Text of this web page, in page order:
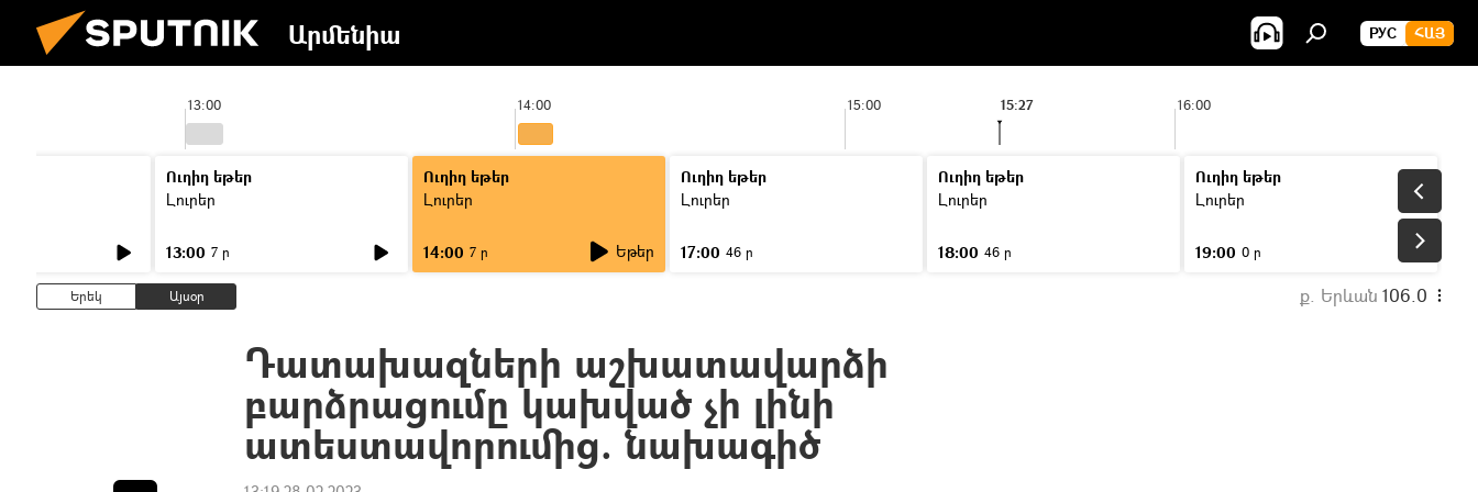
Արմենիա РУС ՀԱՅ
13:00 14:00 15:00 16:00
15:27
Ուղիղ եթեր
Լուրեր
13:00 7 ր
Ուղիղ եթեր
Լուրեր
14:00 7 ր Եթեր
Ուղիղ եթեր
Լուրեր
17:00 46 ր
Ուղիղ եթեր
Լուրեր
18:00 46 ր
Ուղիղ եթեր
Լուրեր
19:00 0 ր
Երեկ Այսօր ք. Երևան 106.0
Դատախազների աշխատավարձի
բարձրացումը կախված չի լինի
ատեստավորումից. նախագիծ